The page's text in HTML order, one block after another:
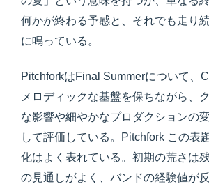
何かが終わる予感と、それでも走り
に鳴っている。
PitchforkはFinal Summerについて、
メロディックな基盤を保ちながら、
な影響や細やかなプロダクションの
して評価している。Pitchfork この表
化はよく表れている。初期の荒さは
の見通しがよく、バンドの経験値が